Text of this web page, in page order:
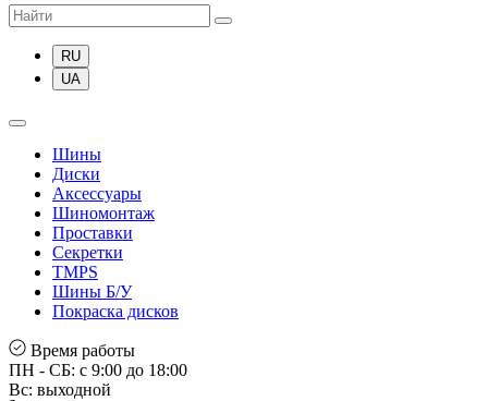
RU
UA
Шины
Диски
Аксессуары
Шиномонтаж
Проставки
Секретки
TMPS
Шины Б/У
Покраска дисков
Время работы
ПН - СБ: с 9:00 до 18:00
Вс: выходной